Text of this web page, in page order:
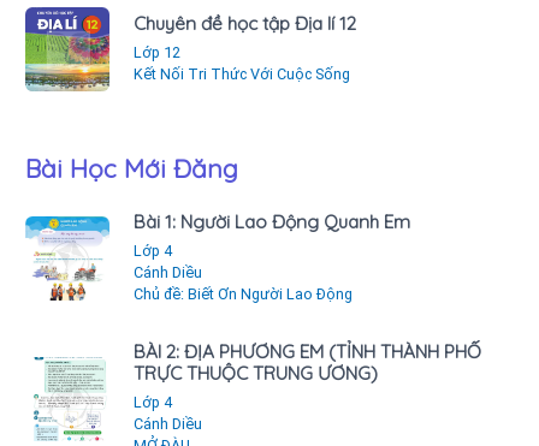
Chuyên đề học tập Địa lí 12
Lớp 12
Kết Nối Tri Thức Với Cuộc Sống
Bài Học Mới Đăng
Bài 1: Người Lao Động Quanh Em
Lớp 4
Cánh Diều
Chủ đề: Biết Ơn Người Lao Động
BÀI 2: ĐỊA PHƯƠNG EM (TỈNH THÀNH PHỐ
TRỰC THUỘC TRUNG ƯƠNG)
Lớp 4
Cánh Diều